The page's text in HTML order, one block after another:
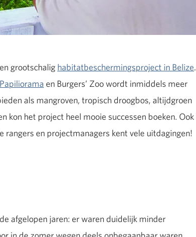
grootschalig habitatbeschermingsproject in Belize.
Papiliorama en Burgers’ Zoo wordt inmiddels meer
als mangroven, tropisch droogbos, altijdgroen
kon het project heel mooie successen boeken. Ook
en projectmanagers kent vele uitdagingen!
afgelopen jaren: er waren duidelijk minder